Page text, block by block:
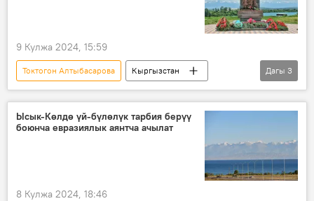
9 Кулжа 2024, 15:59
Токтогон Алтыбасарова
Кыргызстан
Ысык-Көл
Россия эстелик
Дагы 3
Ысык-Көлдө үй-бүлөлүк тарбия берүү
боюнча евразиялык аянтча ачылат
8 Кулжа 2024, 18:46